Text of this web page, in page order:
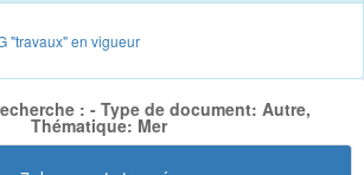
"travaux" en vigueur
: - Type de document: Autre,
Thématique: Mer